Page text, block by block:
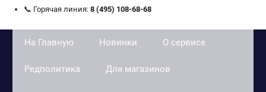
📞 Горячая линия:8 (495) 108-68-68
На Главную Новинки О сервисе
Редполитика Для магазинов